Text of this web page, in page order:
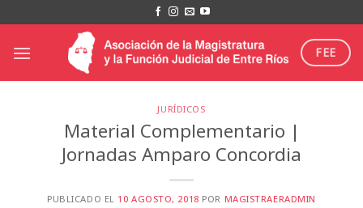
al
contenido
FEE
JURÍDICOS
Material Complementario |
Jornadas Amparo Concordia
PUBLICADO EL 10 AGOSTO, 2018 POR MAGISTRAERADMIN